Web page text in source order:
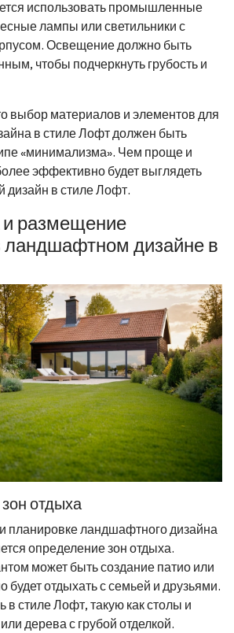
использовать промышленные
лампы или светильники с
Освещение должно быть
чтобы подчеркнуть грубость и
выбор материалов и элементов для
в стиле Лофт должен быть
«минимализма». Чем проще и
эффективно будет выглядеть
в стиле Лофт.
размещение
ландшафтном дизайне в
отдыха
ландшафтного дизайна
определение зон отдыха.
может быть создание патио или
будет отдыхать с семьей и друзьями.
в стиле Лофт, такую как столы и
дерева с грубой отделкой.